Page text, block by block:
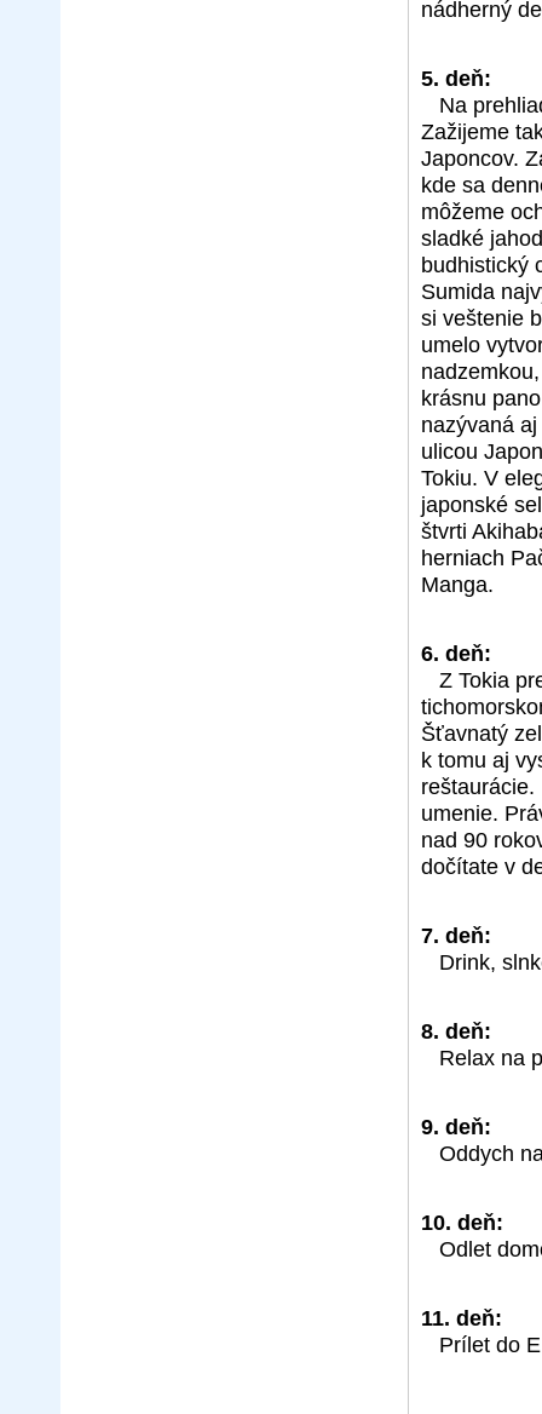
nádherný
5. deň:
Na
Zažijeme
Japoncov.
kde sa
môžeme
sladké
budhistický
Sumida
si veštenie
umelo
krásnu
nazývaná
ulicou
Tokiu. V
japonské
štvrti
herniach
Manga.
6. deň:
Z Tokia
Šťavnatý
k tomu aj
umenie.
nad 90
dočítate v
7. deň:
Drink,
8. deň:
Relax na
9. deň:
Oddych
10. deň:
Odlet
11. deň:
Prílet do